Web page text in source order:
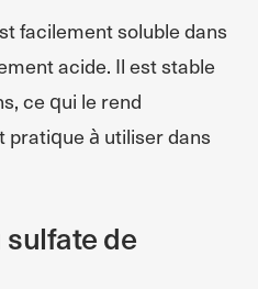
facilement soluble dans
acide. Il est stable
ce qui le rend
pratique à utiliser dans
de